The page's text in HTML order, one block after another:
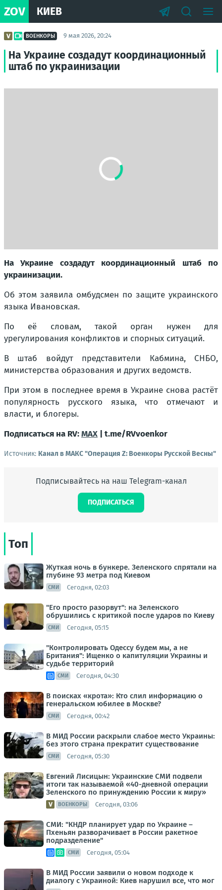
ZOV КИЕВ
ВОЕНКОРЫ 9 мая 2026, 20:24
На Украине создадут координационный
штаб по украинизации
На Украине создадут координационный штаб по
украинизации.
Об этом заявила омбудсмен по защите украинского
языка Ивановская.
По её словам, такой орган нужен для
урегулирования конфликтов и спорных ситуаций.
В штаб войдут представители Кабмина, СНБО,
министерства образования и других ведомств.
При этом в последнее время в Украине снова растёт
популярность русского языка, что отмечают и
власти, и блогеры.
Подписаться на RV:MAX | t.me/RVvoenkor
Источник: Канал в МАКС "Операция Z: Военкоры Русской Весны"
Подписывайтесь на наш Telegram-канал
ПОДПИСАТЬСЯ
Топ
Жуткая ночь в бункере. Зеленского спрятали на
глубине 93 метра под Киевом
СМИ Сегодня, 02:03
"Его просто разорвут": на Зеленского
обрушились с критикой после ударов по Киеву
СМИ Сегодня, 05:15
"Контролировать Одессу будем мы, а не
Британия": Ищенко о капитуляции Украины и
судьбе территорий
СМИ Сегодня, 04:30
В поисках «крота»: Кто слил информацию о
генеральском юбилее в Москве?
СМИ Сегодня, 00:42
В МИД России раскрыли слабое место Украины:
без этого страна прекратит существование
СМИ Сегодня, 05:30
Евгений Лисицын: Украинские СМИ подвели
итоги так называемой «40-дневной операции
Зеленского по принуждению России к миру»
ВОЕНКОРЫ Сегодня, 03:06
СМИ: "КНДР планирует удар по Украине –
Пхеньян разворачивает в России ракетное
подразделение"
СМИ Сегодня, 05:04
В МИД России заявили о новом подходе к
диалогу с Украиной: Киев нарушил все, что мог